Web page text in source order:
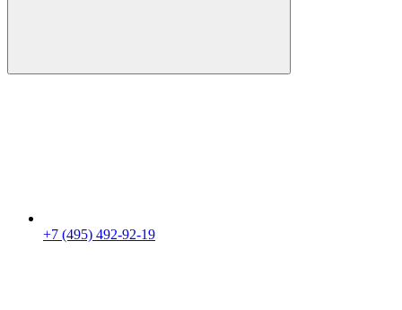
+7 (495) 492-92-19